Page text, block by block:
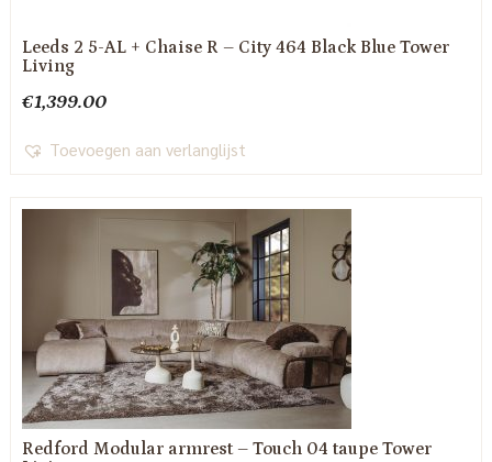
Leeds 2 5-AL + Chaise R – City 464 Black Blue Tower
Living
€1,399.00
Toevoegen aan verlanglijst
Redford Modular armrest – Touch 04 taupe Tower